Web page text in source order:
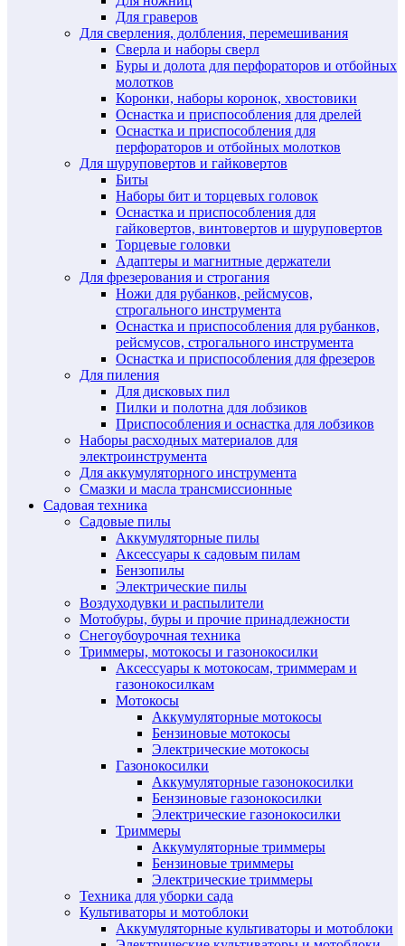
Для граверов
Для сверления, долбления, перемешивания
Сверла и наборы сверл
Буры и долота для перфораторов и отбойных
молотков
Коронки, наборы коронок, хвостовики
Оснастка и приспособления для дрелей
Оснастка и приспособления для
перфораторов и отбойных молотков
Для шуруповертов и гайковертов
Биты
Наборы бит и торцевых головок
Оснастка и приспособления для
гайковертов, винтовертов и шуруповертов
Торцевые головки
Адаптеры и магнитные держатели
Для фрезерования и строгания
Ножи для рубанков, рейсмусов,
строгального инструмента
Оснастка и приспособления для рубанков,
рейсмусов, строгального инструмента
Оснастка и приспособления для фрезеров
Для пиления
Для дисковых пил
Пилки и полотна для лобзиков
Приспособления и оснастка для лобзиков
Наборы расходных материалов для
электроинструмента
Для аккумуляторного инструмента
Смазки и масла трансмиссионные
Садовая техника
Садовые пилы
Аккумуляторные пилы
Аксессуары к садовым пилам
Бензопилы
Электрические пилы
Воздуходувки и распылители
Мотобуры, буры и прочие принадлежности
Снегоубоурочная техника
Триммеры, мотокосы и газонокосилки
Аксессуары к мотокосам, триммерам и
газонокосилкам
Мотокосы
Аккумуляторные мотокосы
Бензиновые мотокосы
Электрические мотокосы
Газонокосилки
Аккумуляторные газонокосилки
Бензиновые газонокосилки
Электрические газонокосилки
Триммеры
Аккумуляторные триммеры
Бензиновые триммеры
Электрические триммеры
Техника для уборки сада
Культиваторы и мотоблоки
Аккумуляторные культиваторы и мотоблоки